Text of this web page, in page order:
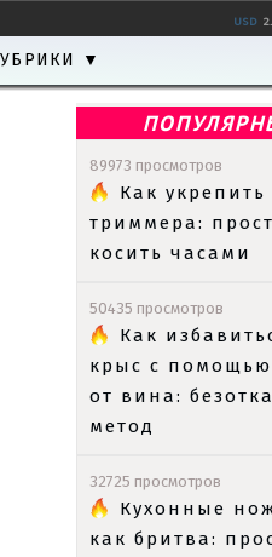
USD
▼
89973 просмотров
Как укрепить
триммера:
косить часами
50435 просмотров
Как
крыс с
от вина:
метод
32725 просмотров
Кухонные
как бритва: